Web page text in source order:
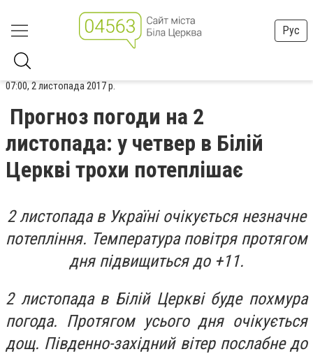
Рус
07:00, 2 листопада 2017 р.
Прогноз погоди на 2
листопада: у четвер в Білій
Церкві трохи потеплішає
2 листопада в Україні очікується незначне
потепління. Температура повітря протягом
дня підвищиться до +11.
2 листопада в Білій Церкві буде похмура
погода. Протягом усього дня очікується
дощ. Південно-західний вітер послабне до